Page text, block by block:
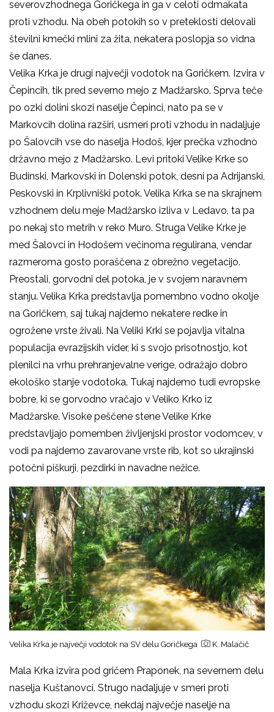
severovzhodnega Goričkega in ga v celoti odmakata
proti vzhodu. Na obeh potokih so v preteklosti delovali
številni kmečki mlini za žita, nekatera poslopja so vidna
še danes.
Velika Krka je drugi največji vodotok na Goričkem. Izvira v
Čepincih, tik pred severno mejo z Madžarsko. Sprva teče
po ozki dolini skozi naselje Čepinci, nato pa se v
Markovcih dolina razširi, usmeri proti vzhodu in nadaljuje
po Šalovcih vse do naselja Hodoš, kjer prečka vzhodno
državno mejo z Madžarsko. Levi pritoki Velike Krke so
Budinski, Markovski in Dolenski potok, desni pa Adrijanski,
Peskovski in Krplivniški potok. Velika Krka se na skrajnem
vzhodnem delu meje Madžarsko izliva v Ledavo, ta pa
po nekaj sto metrih v reko Muro. Struga Velike Krke je
med Šalovci in Hodošem večinoma regulirana, vendar
razmeroma gosto poraščena z obrežno vegetacijo.
Preostali, gorvodni del potoka, je v svojem naravnem
stanju. Velika Krka predstavlja pomembno vodno okolje
na Goričkem, saj tukaj najdemo nekatere redke in
ogrožene vrste živali. Na Veliki Krki se pojavlja vitalna
populacija evrazijskih vider, ki s svojo prisotnostjo, kot
plenilci na vrhu prehranjevalne verige, odražajo dobro
ekološko stanje vodotoka. Tukaj najdemo tudi evropske
bobre, ki se gorvodno vračajo v Veliko Krko iz
Madžarske. Visoke peščene stene Velike Krke
predstavljajo pomemben življenjski prostor vodomcev, v
vodi pa najdemo zavarovane vrste rib, kot so ukrajinski
potočni piškurji, pezdirki in navadne nežice.
Velika Krka je največji vodotok na SV delu Goričkega K. Malačič
Mala Krka izvira pod gričem Praponek, na severnem delu
naselja Kuštanovci. Strugo nadaljuje v smeri proti
vzhodu skozi Križevce, nekdaj največje naselje na